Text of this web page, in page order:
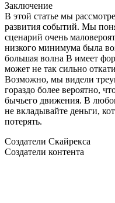
Заключение
В этой статье мы
развития событий. Мы
сценарий очень
низкого минимума была
большая волна B имеет
может не так сильно
Возможно, мы видели
гораздо более вероятно,
бычьего движения. В
не вкладывайте деньги,
потерять.
Создатели Скайрекса
Создатели контента